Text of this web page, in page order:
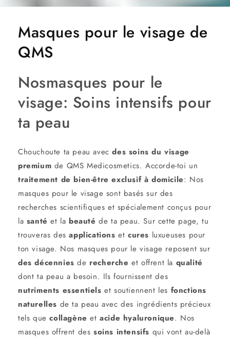
Masques pour le visage de
QMS
Nosmasques pour le
visage: Soins intensifs pour
ta peau
Chouchoute ta peau avecdes soins du visage
premium de QMS Medicosmetics. Accorde-toi un
traitement de bien-être exclusif à domicile: Nos
masques pour le visage sont basés sur des
recherches scientifiques et spécialement conçus pour
la santé et la beauté de ta peau. Sur cette page, tu
trouveras desapplications etcures luxueuses pour
ton visage. Nos masques pour le visage reposent sur
des décennies de recherche et offrent la qualité
dont ta peau a besoin. Ils fournissent des
nutriments essentiels et soutiennent les fonctions
naturelles de ta peau avec des ingrédients précieux
tels quecollagène etacide hyaluronique. Nos
masques offrent des soins intensifs qui vont au-delà